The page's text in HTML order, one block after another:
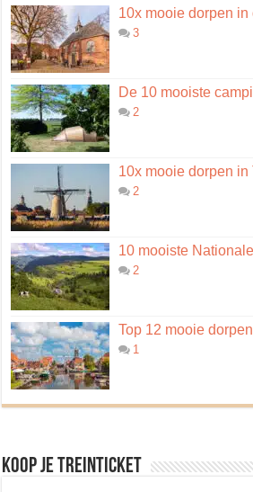
10x mooie dorpen in
3
De 10 mooiste
2
10x mooie dorpen in
2
10 mooiste
2
Top 12 mooie
1
Koop je treinticket